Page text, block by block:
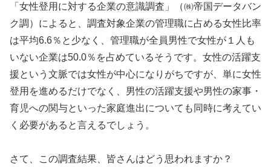
「女性登用に対する企業の意識調査」（㈱帝国データバン
ク調）によると、調査対象企業の管理職に占める女性比率
は平均6.6％と少なく、管理職が全員男性で女性が１人も
いない企業は50.0％を占めているそうです。女性の活躍支
援という文脈では女性が中心になりがちですが、単に女性
登用を進めるだけでなく、男性の活躍支援や男性の家事・
育児への関与といった家庭進出についても同時に考えてい
く必要があると言えるでしょう。
さて、この調査結果、皆さんはどう思われますか？